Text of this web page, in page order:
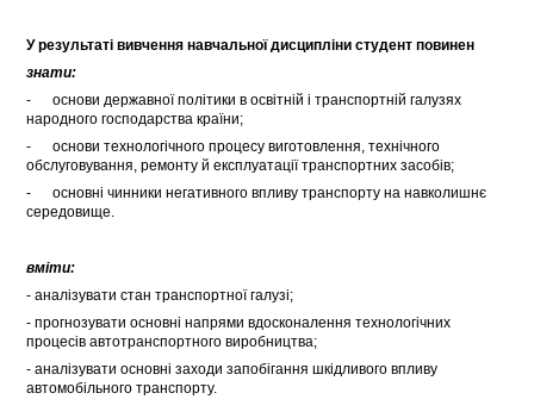
У результаті вивчення навчальної дисципліни студент повинен
знати:
- основи державної політики в освітній і транспортній галузях
народного господарства країни;
- основи технологічного процесу виготовлення, технічного
обслуговування, ремонту й експлуатації транспортних засобів;
- основні чинники негативного впливу транспорту на навколишнє
середовище.
вміти:
- аналізувати стан транспортної галузі;
- прогнозувати основні напрями вдосконалення технологічних
процесів автотранспортного виробництва;
- аналізувати основні заходи запобігання шкідливого впливу
автомобільного транспорту.